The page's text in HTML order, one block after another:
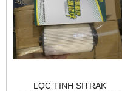
LỌC TINH SITRAK